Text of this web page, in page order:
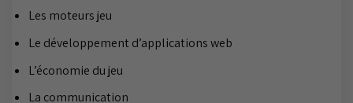
Les moteurs jeu
Le développement d’applications web
L’économie du jeu
La communication